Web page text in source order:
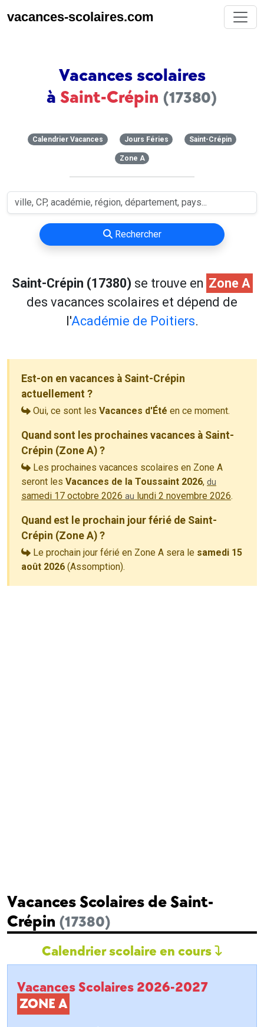
vacances-scolaires.com
Vacances scolaires
à Saint-Crépin (17380)
Calendrier Vacances Jours Féries Saint-Crépin
Zone A
Rechercher
Saint-Crépin (17380) se trouve en Zone A
des vacances scolaires et dépend de
l'Académie de Poitiers.
Est-on en vacances à Saint-Crépin
actuellement ?
Oui, ce sont les Vacances d'Été en ce moment.
Quand sont les prochaines vacances à Saint-
Crépin (Zone A) ?
Les prochaines vacances scolaires en Zone A
seront les Vacances de la Toussaint 2026, du
samedi 17 octobre 2026 au lundi 2 novembre 2026.
Quand est le prochain jour férié de Saint-
Crépin (Zone A) ?
Le prochain jour férié en Zone A sera le samedi 15
août 2026 (Assomption).
Vacances Scolaires de Saint-
Crépin (17380)
Calendrier scolaire en cours
Vacances Scolaires 2026-2027
ZONE A